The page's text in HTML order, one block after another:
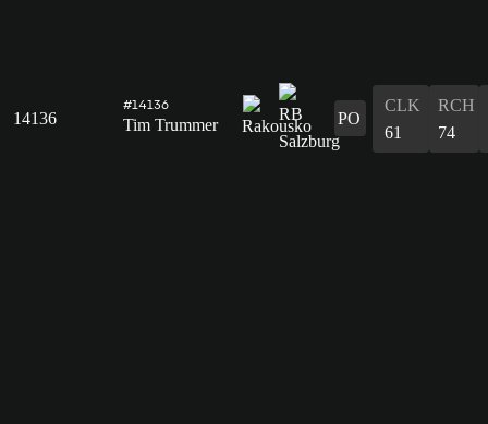
14136
#14136
Tim Trummer PO
CLK
61
RCH
74